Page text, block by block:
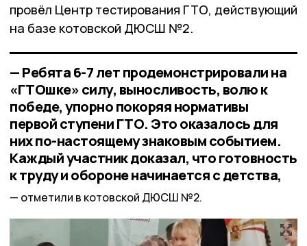
провёл Центр тестирования ГТО, действующий
на базе котовской ДЮСШ №2.
— Ребята 6-7 лет продемонстрировали на
«ГТОшке» силу, выносливость, волю к
победе, упорно покоряя нормативы
первой ступени ГТО. Это оказалось для
них по-настоящему знаковым событием.
Каждый участник доказал, что готовность
к труду и обороне начинается с детства,
отметили в котовской ДЮСШ №2.